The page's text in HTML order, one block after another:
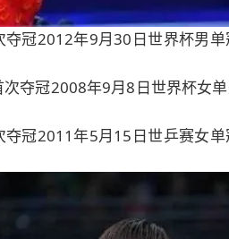
冠2012年9月30日世界杯男
夺冠2008年9月8日世界杯女
冠2011年5月15日世乒赛女